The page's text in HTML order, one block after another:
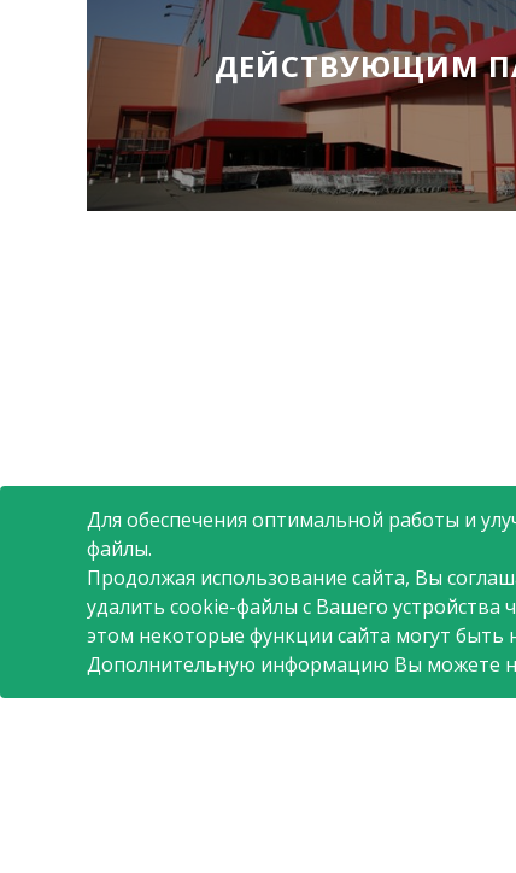
Для обеспечения оптимальной работы и
файлы.
Продолжая использование сайта, Вы
удалить cookie-файлы с Вашего
этом некоторые функции сайта могут быть
Дополнительную информацию Вы можете
ДЕЙСТВУЮЩИМ